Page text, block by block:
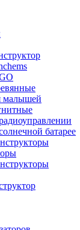
малышей
батарее